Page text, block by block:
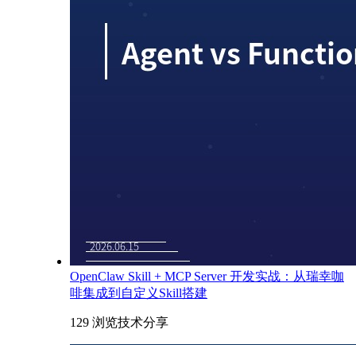
OpenClaw Skill + MCP Server 开发实战：从瑞幸咖
啡集成到自定义Skill搭建
129 浏览技术分享